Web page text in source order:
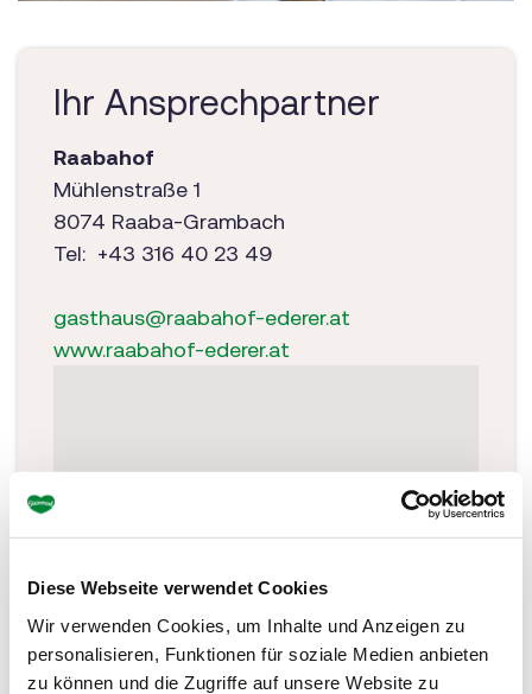
Diese Webseite verwendet Cookies
Wir verwenden Cookies, um Inhalte und Anzeigen zu
personalisieren, Funktionen für soziale Medien anbieten
zu können und die Zugriffe auf unsere Website zu
Ihr Ansprechpartner
Raabahof
Mühlenstraße 1
8074 Raaba-Grambach
Tel: +43 316 40 23 49
gasthaus@raabahof-ederer.at
www.raabahof-ederer.at